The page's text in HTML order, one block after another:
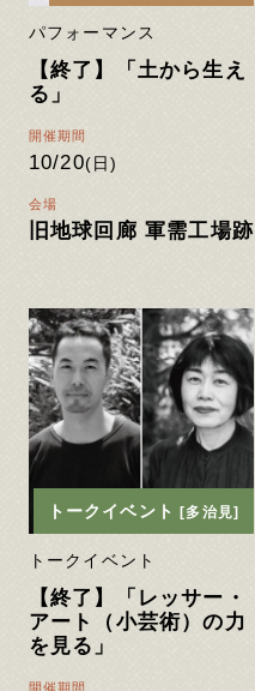
パフォーマンス
【終了】「土から生え
る」
開催期間
10/20(日)
会場
旧地球回廊 軍需⼯場跡
トークイベント [多治見]
トークイベント
【終了】「レッサー・
アート（小芸術）の力
を見る」
開催期間